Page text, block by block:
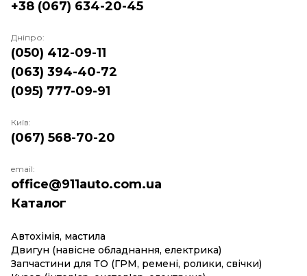
Каталог
Автохімія, мастила
Двигун (навісне обладнання, електрика)
Запчастини для ТО (ГРМ, ремені, ролики, свічки)
+38 (067) 634-20-45
Дніпро:
(050) 412-09-11
(063) 394-40-72
(095) 777-09-91
Київ:
(067) 568-70-20
email:
office@911auto.com.ua